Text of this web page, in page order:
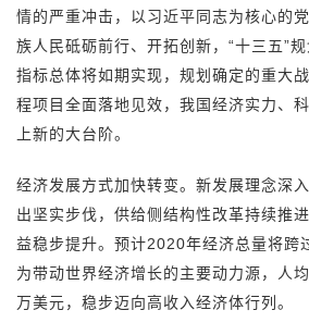
情的严重冲击，以习近平同志为核心的
族人民砥砺前行、开拓创新，“十三五”
指标总体将如期实现，规划确定的重大
程项目全面落地见效，我国经济实力、
上新的大台阶。
经济发展方式加快转变。新发展理念深
出坚实步伐，供给侧结构性改革持续推
益稳步提升。预计2020年经济总量将跨
为带动世界经济增长的主要动力源，人
万美元，稳步迈向高收入经济体行列。